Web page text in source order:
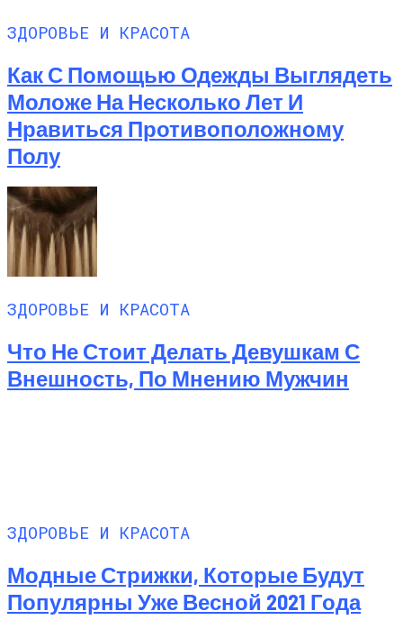
ЗДОРОВЬЕ И КРАСОТА
Как С Помощью Одежды Выглядеть
Моложе На Несколько Лет И
Нравиться Противоположному
Полу
ЗДОРОВЬЕ И КРАСОТА
Что Не Стоит Делать Девушкам С
Внешность, По Мнению Мужчин
ЗДОРОВЬЕ И КРАСОТА
Модные Стрижки, Которые Будут
Популярны Уже Весной 2021 Года